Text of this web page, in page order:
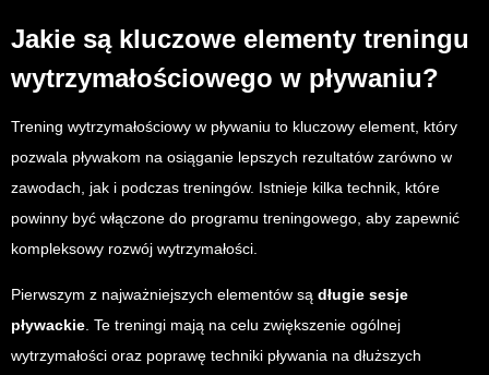
Jakie są kluczowe elementy treningu
wytrzymałościowego w pływaniu?
Trening wytrzymałościowy w pływaniu to kluczowy element, który
pozwala pływakom na osiąganie lepszych rezultatów zarówno w
zawodach, jak i podczas treningów. Istnieje kilka technik, które
powinny być włączone do programu treningowego, aby zapewnić
kompleksowy rozwój wytrzymałości.
Pierwszym z najważniejszych elementów są długie sesje
pływackie . Te treningi mają na celu zwiększenie ogólnej
wytrzymałości oraz poprawę techniki pływania na dłuższych